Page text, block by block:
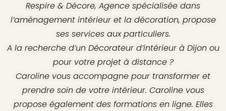
Respire & Décore, Agence spécialisée dans
l’aménagement intérieur et la décoration, propose
ses services aux particuliers.
A la recherche d’un Décorateur d’intérieur à Dijon ou
pour votre projet à distance ?
Caroline vous accompagne pour transformer et
prendre soin de votre intérieur. Caroline vous
propose également des formations en ligne. Elles